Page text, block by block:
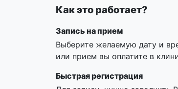
Как это работает?
Запись на прием
Выберите желаемую дату и
или прием вы оплатите в
Быстрая регистрация